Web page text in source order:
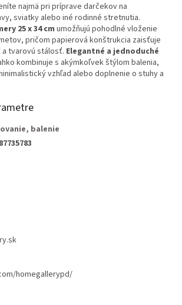
najmä pri príprave darčekov na
sviatky alebo iné rodinné stretnutia.
25 x 34 cm umožňujú pohodlné vloženie
pričom papierová konštrukcia zaisťuje
tvarovú stálosť. Elegantné a jednoduché
kombinuje s akýmkoľvek štýlom balenia,
vzhľad alebo doplnenie o stuhy a
balenie
homegallerypd/